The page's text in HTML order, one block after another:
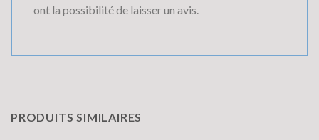
ont la possibilité de laisser un avis.
PRODUITS SIMILAIRES